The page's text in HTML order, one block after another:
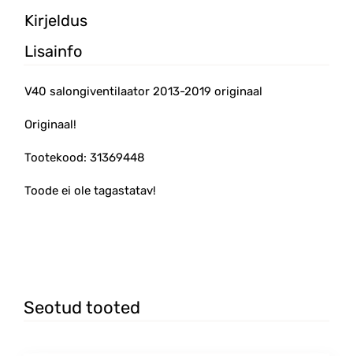
Kirjeldus
Lisainfo
V40 salongiventilaator 2013-2019 originaal
Originaal!
Tootekood: 31369448
Toode ei ole tagastatav!
Seotud tooted